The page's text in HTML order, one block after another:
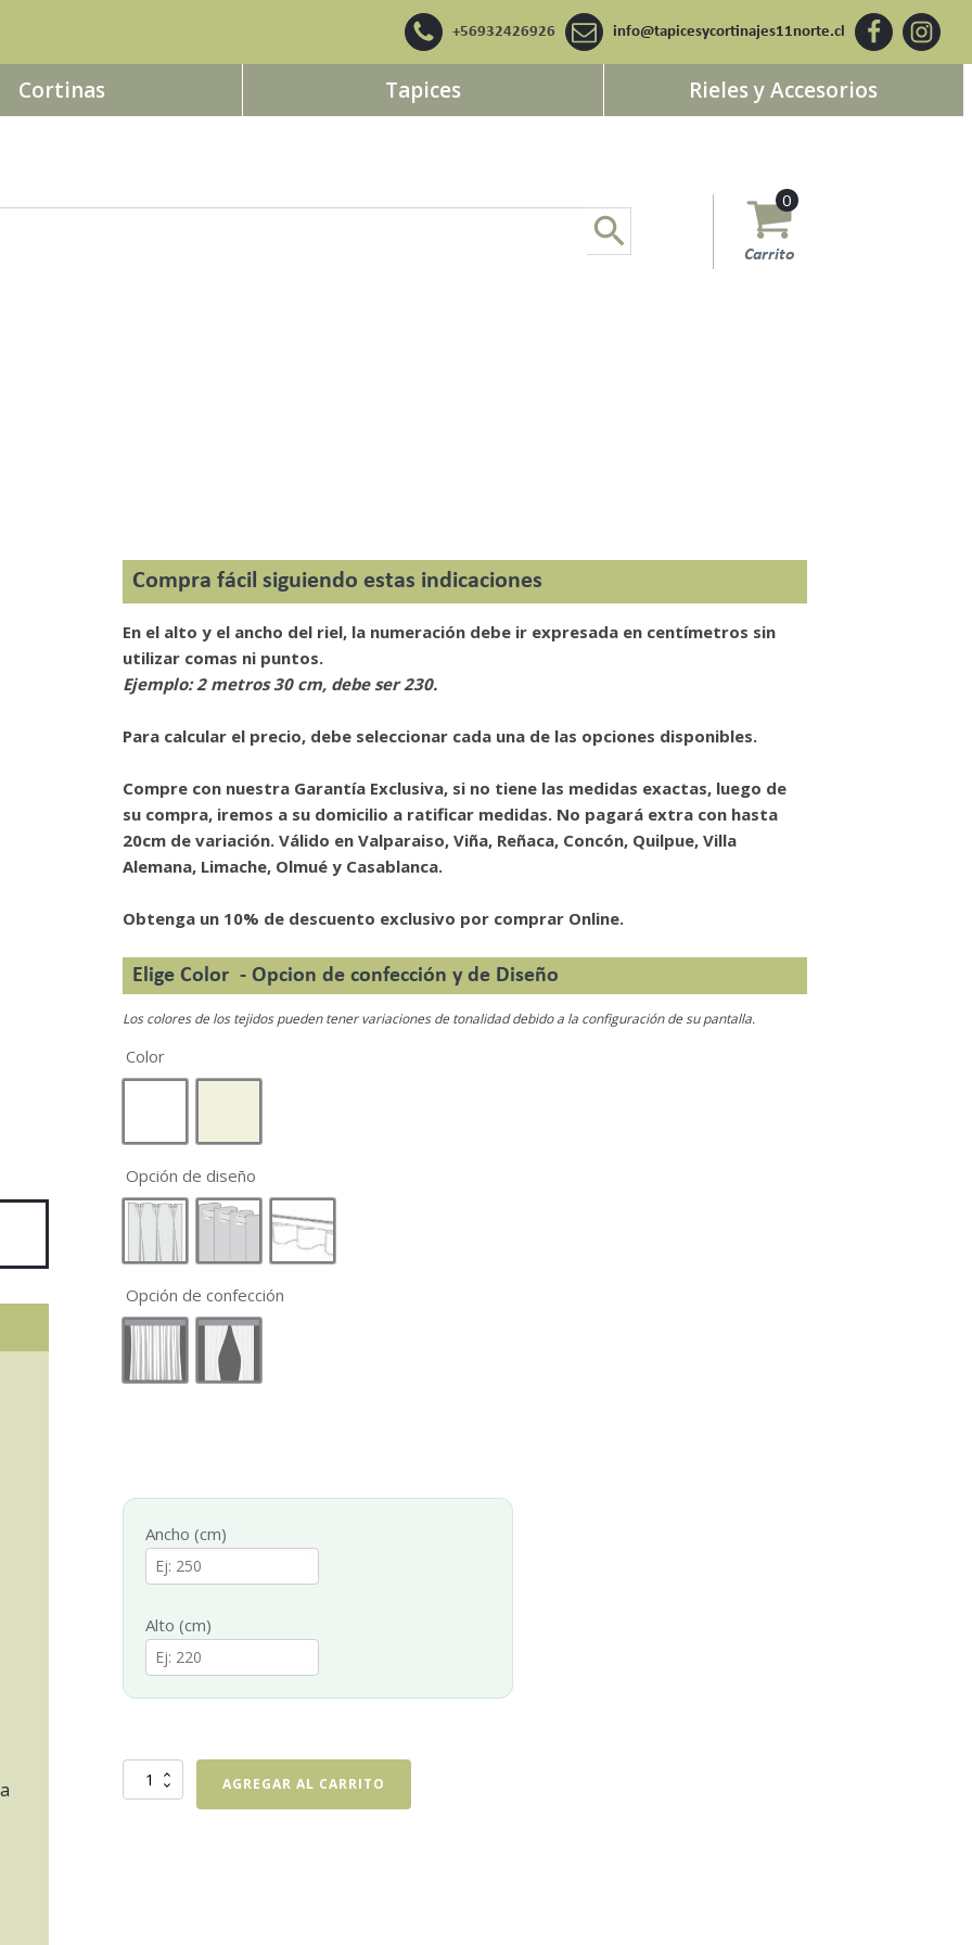
+56932426926 info@tapicesycortinajes11norte.cl
Cortinas Tapices Rieles y Accesorios
0
Carrito
Compra fácil siguiendo estas indicaciones
En el alto y el ancho del riel, la numeración debe ir expresada en centímetros sin
utilizar comas ni puntos.
Ejemplo: 2 metros 30 cm, debe ser 230.
Para calcular el precio, debe seleccionar cada una de las opciones disponibles.
Compre con nuestra Garantía Exclusiva, si no tiene las medidas exactas, luego de
su compra, iremos a su domicilio a ratificar medidas. No pagará extra con hasta
20cm de variación. Válido en Valparaiso, Viña, Reñaca, Concón, Quilpue, Villa
Alemana, Limache, Olmué y Casablanca.
Obtenga un 10% de descuento exclusivo por comprar Online.
Elige Color - Opcion de confección y de Diseño
Los colores de los tejidos pueden tener variaciones de tonalidad debido a la configuración de su pantalla.
Color
Opción de diseño
Opción de confección
Ancho (cm)
Alto (cm)
Cortina
AGREGAR AL CARRITO